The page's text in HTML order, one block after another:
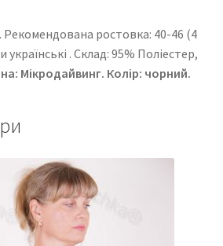
Рекомендована ростовка: 40-46 (4
українські . Cклад: 95% Поліестер,
Мікродайвинг. Колір: чорний.